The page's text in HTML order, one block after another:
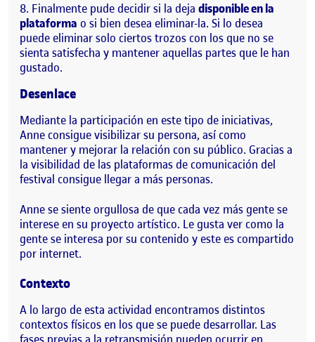
Finalmente pude decidir si la deja disponible en la
plataforma o si bien desea eliminar-la. Si lo desea
puede eliminar solo ciertos trozos con los que no se
sienta satisfecha y mantener aquellas partes que le han
gustado.
Desenlace
Mediante la participación en este tipo de iniciativas,
Anne consigue visibilizar su persona, así como
mantener y mejorar la relación con su público. Gracias a
la visibilidad de las plataformas de comunicación del
festival consigue llegar a más personas.
Anne se siente orgullosa de que cada vez más gente se
interese en su proyecto artístico. Le gusta ver como la
gente se interesa por su contenido y este es compartido
por internet.
Contexto
A lo largo de esta actividad encontramos distintos
contextos físicos en los que se puede desarrollar. Las